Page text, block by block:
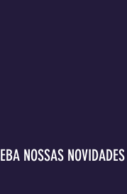
NOSSAS NOVIDADES